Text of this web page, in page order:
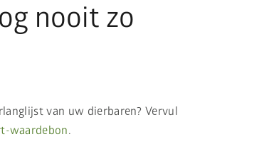
nooit zo
van uw dierbaren? Vervul
waardebon.